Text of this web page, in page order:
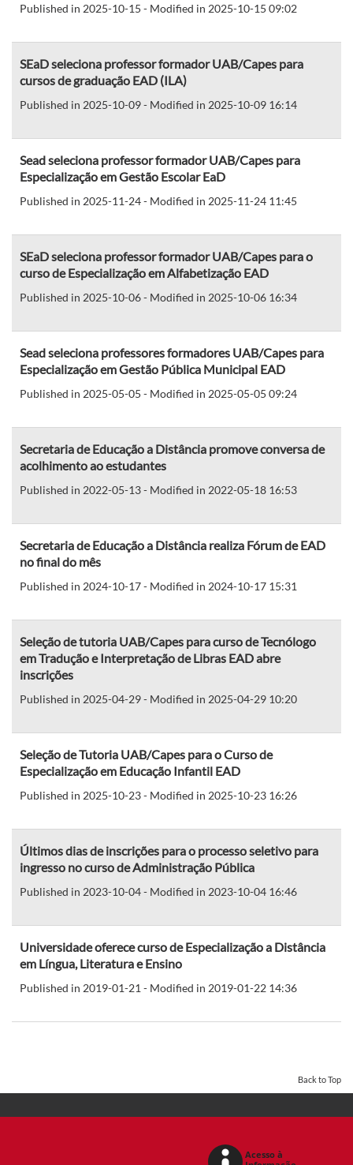
Published in 2025-10-15 - Modified in 2025-10-15 09:02
SEaD seleciona professor formador UAB/Capes para
cursos de graduação EAD (ILA)
Published in 2025-10-09 - Modified in 2025-10-09 16:14
Sead seleciona professor formador UAB/Capes para
Especialização em Gestão Escolar EaD
Published in 2025-11-24 - Modified in 2025-11-24 11:45
SEaD seleciona professor formador UAB/Capes para o
curso de Especialização em Alfabetização EAD
Published in 2025-10-06 - Modified in 2025-10-06 16:34
Sead seleciona professores formadores UAB/Capes para
Especialização em Gestão Pública Municipal EAD
Published in 2025-05-05 - Modified in 2025-05-05 09:24
Secretaria de Educação a Distância promove conversa de
acolhimento ao estudantes
Published in 2022-05-13 - Modified in 2022-05-18 16:53
Secretaria de Educação a Distância realiza Fórum de EAD
no final do mês
Published in 2024-10-17 - Modified in 2024-10-17 15:31
Seleção de tutoria UAB/Capes para curso de Tecnólogo
em Tradução e Interpretação de Libras EAD abre
inscrições
Published in 2025-04-29 - Modified in 2025-04-29 10:20
Seleção de Tutoria UAB/Capes para o Curso de
Especialização em Educação Infantil EAD
Published in 2025-10-23 - Modified in 2025-10-23 16:26
Últimos dias de inscrições para o processo seletivo para
ingresso no curso de Administração Pública
Published in 2023-10-04 - Modified in 2023-10-04 16:46
Universidade oferece curso de Especialização a Distância
em Língua, Literatura e Ensino
Published in 2019-01-21 - Modified in 2019-01-22 14:36
Back to Top